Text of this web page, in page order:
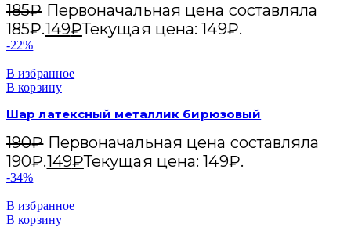
185₽ Первоначальная цена составляла
185₽.149₽Текущая цена: 149₽.
-22%
В избранное
В корзину
Шар латексный металлик бирюзовый
190₽ Первоначальная цена составляла
190₽.149₽Текущая цена: 149₽.
-34%
В избранное
В корзину